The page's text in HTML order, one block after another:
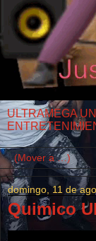
ULTRAMEGA
domingo, 11 de
Quimico